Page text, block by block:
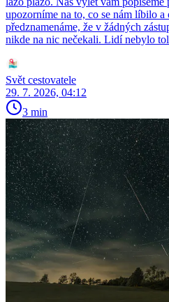
upozorníme na to, co se nám líbilo
předznamenáme, že v žádných
nikde na nic nečekali. Lidí nebylo
Svět cestovatele
29. 7. 2026, 04:12
3 min